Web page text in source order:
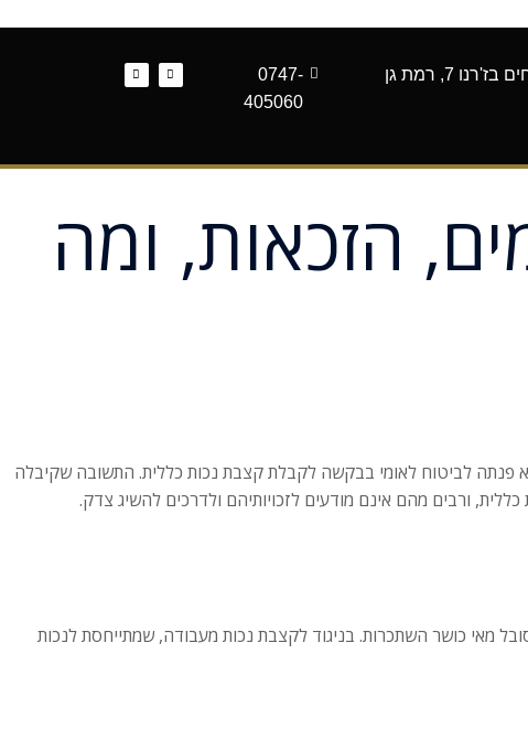
7, רמת גן
0747-
405060
— הסכומים, הזכאות, ומה
היא פנתה לביטוח לאומי בבקשה לקבלת קצבת נכות כללית. התשובה שקיבלה
ורבים מהם אינם מודעים לזכויותיהם ולדרכים להשיג צדק.
מאי כושר השתכרות. בניגוד לקצבת נכות מעבודה, שמתייחסת לנכות